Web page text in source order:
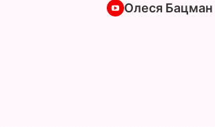
Олеся Бацман